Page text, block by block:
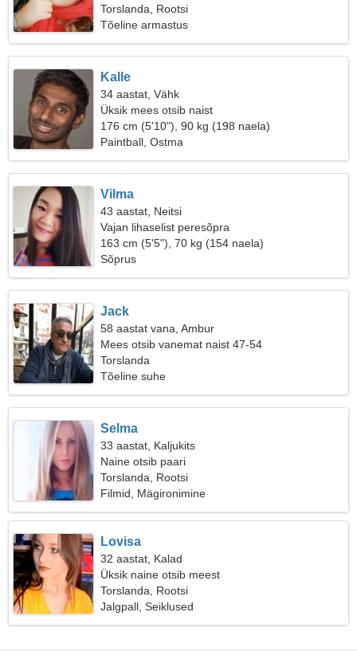
Torslanda, Rootsi
Tõeline armastus
Kalle
34 aastat, Vähk
Üksik mees otsib naist
176 cm (5'10"), 90 kg (198 naela)
Paintball, Ostma
Vilma
43 aastat, Neitsi
Vajan lihaselist peresõpra
163 cm (5'5"), 70 kg (154 naela)
Sõprus
Jack
58 aastat vana, Ambur
Mees otsib vanemat naist 47-54
Torslanda
Tõeline suhe
Selma
33 aastat, Kaljukits
Naine otsib paari
Torslanda, Rootsi
Filmid, Mägironimine
Lovisa
32 aastat, Kalad
Üksik naine otsib meest
Torslanda, Rootsi
Jalgpall, Seiklused